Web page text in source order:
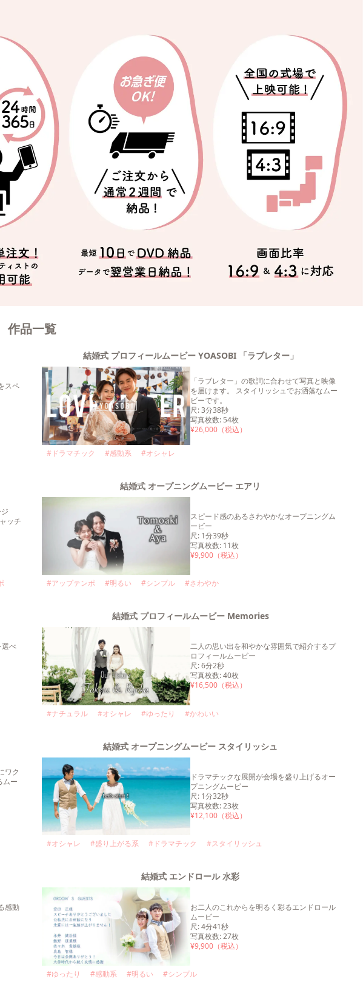
作品一覧
スペ
結婚式 プロフィールムービー YOASOBI 「ラブレター」
「ラブレター」の歌詞に合わせて写真と映像
を届けます。 スタイリッシュでお洒落なムー
ビーです。
尺:3分38秒
写真枚数: 54枚
¥26,000 （税込）
# ドラマチック #感動系 #オシャレ
ッチ
結婚式 オープニングムービー エアリ
スピード感のあるさわやかなオープニングム
ービー
尺: 1分39秒
写真枚数: 11枚
¥9,900 （税込）
#アップテンポ #明るい #シンプル #さわやか
べ
結婚式 プロフィールムービー Memories
二人の思い出を和やかな雰囲気で紹介するプ
ロフィールムービー
尺:6分2秒
写真枚数:40枚
¥16,500 （税込）
#ナチュラル #オシャレ #ゆったり #かわいい
ワク
ムー
結婚式 オープニングムービー スタイリッシュ
ドラマチックな展開が会場を盛り上げるオー
プニングムービー
尺: 1分32秒
写真枚数:23枚
¥12,100 （税込）
#オシャレ #盛り上がる系 # ドラマチック #スタイリッシュ
感動
結婚式 エンドロール 水彩
お二人のこれからを明るく彩るエンドロール
ムービー
尺:4分41秒
写真枚数:27枚
¥9,900 （税込）
#ゆったり #感動系 #明るい #シンプル